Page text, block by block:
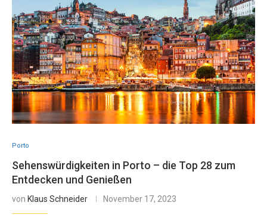
Porto
Sehenswürdigkeiten in Porto – die Top 28 zum
Entdecken und Genießen
von Klaus Schneider November 17, 2023